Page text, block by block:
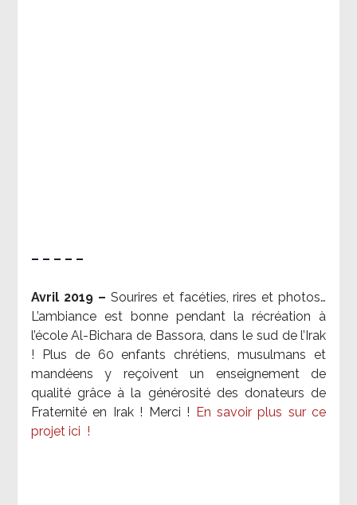
– – – – –
Avril 2019 – Sourires et facéties, rires et photos…
L’ambiance est bonne pendant la récréation à
l’école Al-Bichara de Bassora, dans le sud de l’Irak
! Plus de 60 enfants chrétiens, musulmans et
mandéens y reçoivent un enseignement de
qualité grâce à la générosité des donateurs de
Fraternité en Irak ! Merci !
En savoir plus sur ce
projet ici !